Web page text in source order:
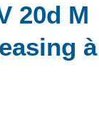
20d M
à